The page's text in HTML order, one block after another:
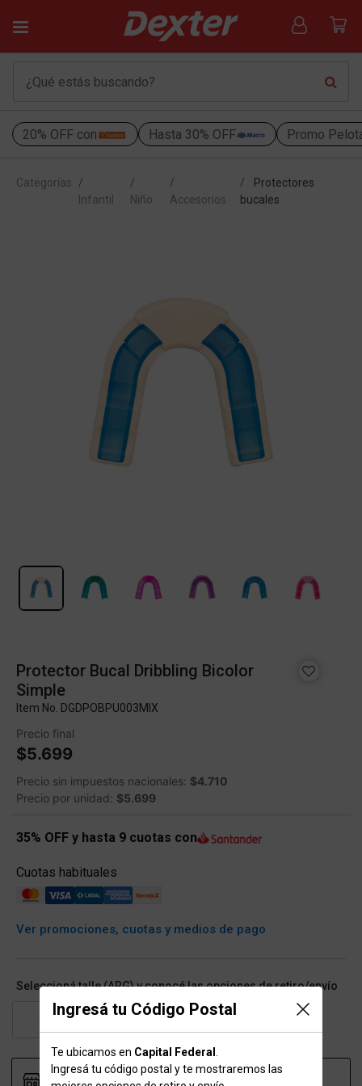
20% OFF con Hasta 30% OFF Promo
Ingresá tu Código Postal
Te ubicamos en Capital Federal
Ingresá tu código postal y te mostraremos las
Categorías
Infantil
Niño Accesorios
Protectores
bucales
Protector Bucal Dribbling Bicolor
Simple
Item No. DGDPOBPU003MIX
Precio final
$5.699
Precio sin impuestos nacionales: $4.710
Precio por unidad: $5.699
35% OFF y hasta 9 cuotas con
Cuotas habituales
Ver promociones, cuotas y medios de pago
Seleccioná talle (ARG) y conocé las opciones de retiro/envío
JR SR